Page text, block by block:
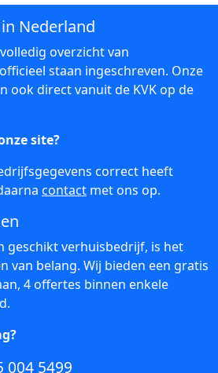
Nederland
overzicht van
staan ingeschreven. Onze
ook direct vanuit de KVK op de
site?
correct heeft
contact met ons op.
geschikt verhuisbedrijf, is het
van belang. Wij bieden een gratis
4 offertes binnen enkele
004 5499